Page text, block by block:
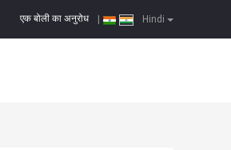
Hindi
एक बोली का अनुरोध